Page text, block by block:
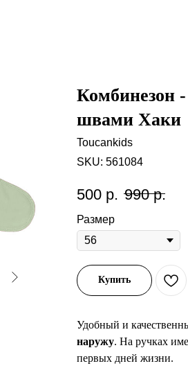
Комбинезон
швами Хаки
Toucankids
SKU: 561084
500 р. 990 р.
Размер
Купить
Удобный и
наружу. На ручках
первых дней жизни.